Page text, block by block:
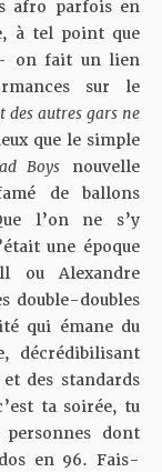
afro parfois en
à tel point que
on fait un lien
sur le
autres gars ne
que le simple
Boys nouvelle
de ballons
l’on ne s’y
une époque
ou Alexandre
double-doubles
qui émane du
décrédibilisant
et des standards
ta soirée, tu
dont
en 96. Fais-